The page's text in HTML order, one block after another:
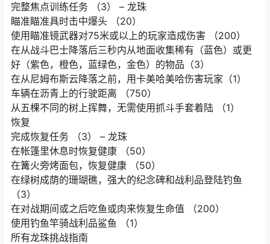
完整焦点训练任务 （3） – 龙珠
瞄准瞄准具时击中爆头 （20）
使用瞄准镜武器对75米或以上的玩家造成伤害 （200）
在从战斗巴士降落后三秒内从地面收集稀有（蓝色）或更
好（紫色，橙色，蓝绿色，金色）的物品（3）
在从尼姆布斯云降落之前，用卡美哈美哈伤害玩家（1）
车辆在沥青上的行驶距离 （750）
从五棵不同的树上挥舞，无需使用抓斗手套着陆 （1）
恢复
完成恢复任务 （3） – 龙珠
在帐篷里休息时恢复健康 （50）
在篝火旁烤面包，恢复健康 （50）
在绿树成荫的珊瑚礁，强大的纪念碑和战利品登陆钓鱼
（3）
在对战期间或之后吃鱼或肉来恢复生命值 （200）
使用钓鱼竿骑战利品鲨鱼 （1）
所有龙珠挑战指南